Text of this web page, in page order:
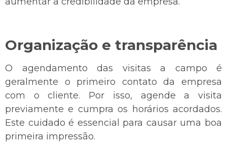
Organização e transparência
O agendamento das visitas a campo é
geralmente o primeiro contato da empresa
com o cliente. Por isso, agende a visita
previamente e cumpra os horários acordados.
Este cuidado é essencial para causar uma boa
primeira impressão.